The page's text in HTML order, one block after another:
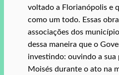
voltado a Florianópolis e
como um todo. Essas
associações dos
dessa maneira que o
investindo: ouvindo a sua
Moisés durante o ato na